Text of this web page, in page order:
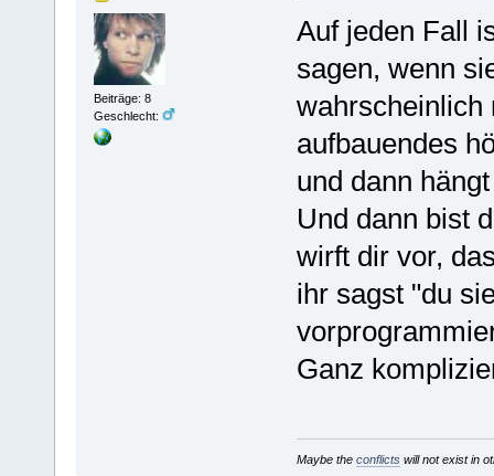
Beiträge: 8
Geschlecht:
Auf jeden Fall
sagen, wenn
wahrscheinlich
aufbauendes
und dann
Und dann bist
wirft dir vor,
ihr sagst "du
Ganz
Maybe the conflictswill not exist in